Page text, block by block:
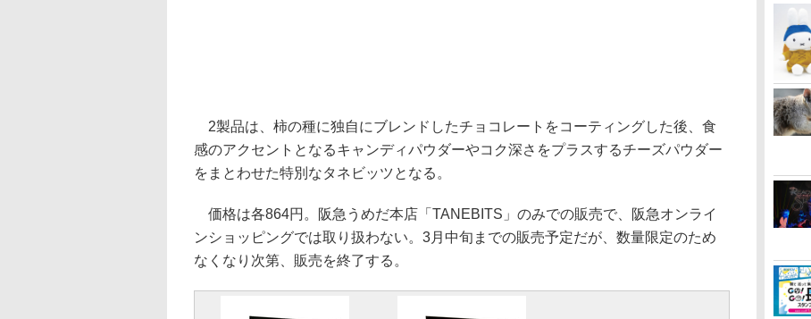
2製品は、柿の種に独自にブレンドしたチョコレートをコーティングした後、食
感のアクセントとなるキャンディパウダーやコク深さをプラスするチーズパウダー
をまとわせた特別なタネビッツとなる。
価格は各864円。阪急うめだ本店「TANEBITS」のみでの販売で、阪急オンライ
ンショッピングでは取り扱わない。3月中旬までの販売予定だが、数量限定のため
なくなり次第、販売を終了する。